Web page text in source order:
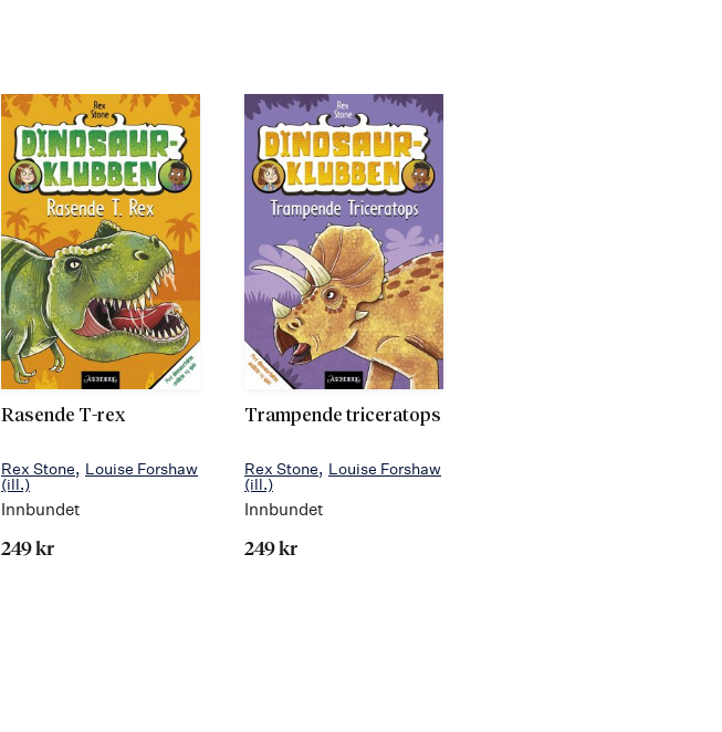
Rasende T-rex
Rex Stone
Louise Forshaw
(ill.)
Innbundet
249 kr
Trampende triceratops
Rex Stone
Louise Forshaw
(ill.)
Innbundet
249 kr